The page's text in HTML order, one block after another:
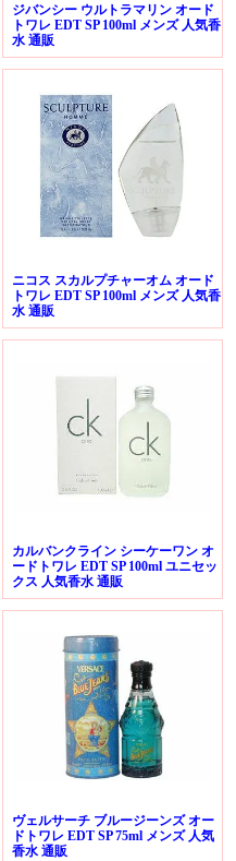
ジバンシー ウルトラマリン オード
トワレ EDT SP 100ml メンズ 人気香
水 通販
ニコス スカルプチャーオム オード
トワレ EDT SP 100ml メンズ 人気香
水 通販
カルバンクライン シーケーワン オ
ードトワレ EDT SP 100ml ユニセッ
クス 人気香水 通販
ヴェルサーチ ブルージーンズ オー
ドトワレ EDT SP 75ml メンズ 人気
香水 通販